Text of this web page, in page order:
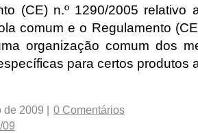
(CE) n.º 1290/2005 relativo
comum e o Regulamento
organização comum dos
para certos produtos
2009 |
0 Comentários
09